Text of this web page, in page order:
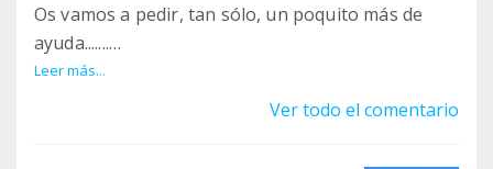
Os vamos a pedir, tan sólo, un poquito más de
ayuda.......
DIFUSIÓN
Leer más...
Ver todo el comentario